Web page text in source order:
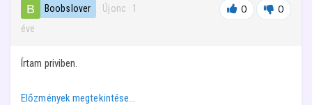
Boobslover · Újonc · 1
éve
0 0
Írtam priviben.
Előzmények megtekintése…